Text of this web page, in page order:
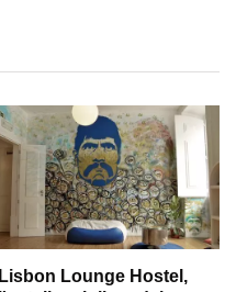
Lisbon Lounge Hostel,